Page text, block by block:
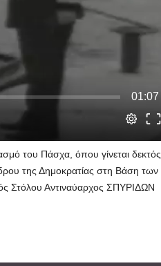
του Πάσχα, όπου γίνεται δεκτός
της Δημοκρατίας στη Βάση των
Στόλου Αντιναύαρχος ΣΠΥΡΙΔΩΝ